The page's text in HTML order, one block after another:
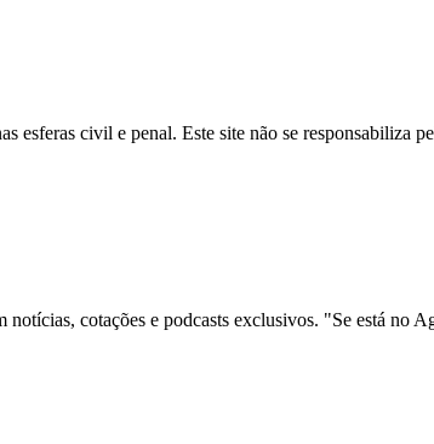
civil e penal. Este site não se responsabiliza
cotações e podcasts exclusivos. "Se está no